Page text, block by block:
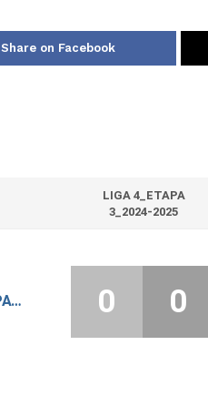
Share on Facebook
LIGA 4_ETAPA
3_2024-2025
ACS STEAUA SPATAREI 0 0